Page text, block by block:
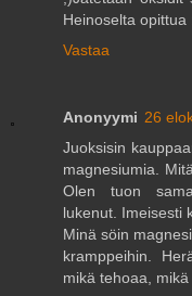
Heinoselta opittua
Vastaa
Anonyymi 26
Juoksisin
magnesiumia.
Olen tuon
lukenut. Imeisesti
Minä söin
kramppeihin.
mikä tehoaa, mikä